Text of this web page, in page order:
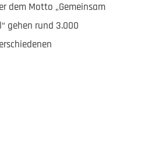
dem Motto „Gemeinsam
gehen rund 3.000